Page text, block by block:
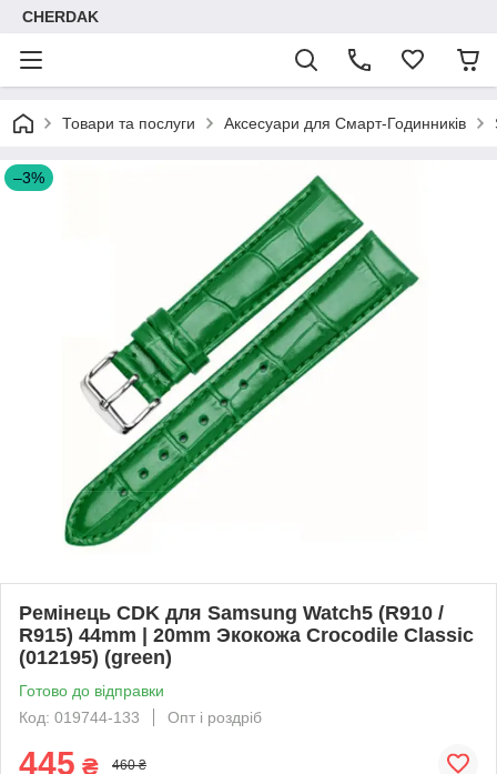
CHERDAK
Товари та послуги Аксесуари для Смарт-Годинників
–3%
Ремінець CDK для Samsung Watch5 (R910 /
R915) 44mm | 20mm Экокожа Crocodile Classic
(012195) (green)
Готово до відправки
Код: 019744-133
Опт і роздріб
445 ₴ 460 ₴